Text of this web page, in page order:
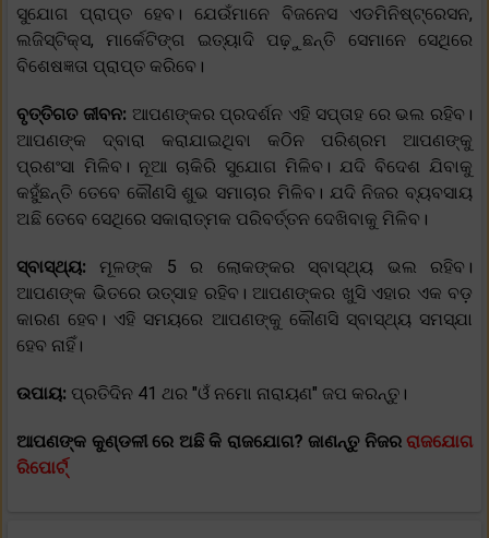
ସୁଯୋଗ ପ୍ରାପ୍ତ ହେବ। ଯେଉଁମାନେ ବିଜନେସ ଏଡମିନିଷ୍ଟ୍ରେସନ,
ଲଜିସ୍ଟିକ୍ସ, ମାର୍କେଟିଙ୍ଗ ଇତ୍ୟାଦି ପଢ଼ୁଛନ୍ତି ସେମାନେ ସେଥିରେ
ବିଶେଷଜ୍ଞତା ପ୍ରାପ୍ତ କରିବେ।
ବୃତ୍ତିଗତ ଜୀବନ: ଆପଣଙ୍କର ପ୍ରଦର୍ଶନ ଏହି ସପ୍ତାହ ରେ ଭଲ ରହିବ।
ଆପଣଙ୍କ ଦ୍ବାରା କରାଯାଇଥିବା କଠିନ ପରିଶ୍ରମ ଆପଣଙ୍କୁ
ପ୍ରଶଂସା ମିଳିବ। ନୂଆ ଚାକିରି ସୁଯୋଗ ମିଳିବ। ଯଦି ବିଦେଶ ଯିବାକୁ
କହୁଁଛନ୍ତି ତେବେ କୌଣସି ଶୁଭ ସମାଚାର ମିଳିବ। ଯଦି ନିଜର ବ୍ୟବସାୟ
ଅଛି ତେବେ ସେଥିରେ ସକାରାତ୍ମକ ପରିବର୍ତ୍ତନ ଦେଖିବାକୁ ମିଳିବ।
ସ୍ବାସ୍ଥ୍ୟ:ମୂଳଙ୍କ 5 ର ଲୋକଙ୍କର ସ୍ବାସ୍ଥ୍ୟ ଭଲ ରହିବ।
ଆପଣଙ୍କ ଭିତରେ ଉତ୍ସାହ ରହିବ। ଆପଣଙ୍କର ଖୁସି ଏହାର ଏକ ବଡ଼
କାରଣ ହେବ। ଏହି ସମୟରେ ଆପଣଙ୍କୁ କୌଣସି ସ୍ବାସ୍ଥ୍ୟ ସମସ୍ଯା
ହେବ ନାହିଁ।
ଉପାୟ: ପ୍ରତିଦିନ 41 ଥର "ଓଁ ନମୋ ନାରାୟଣ" ଜପ କରନ୍ତୁ।
ଆପଣଙ୍କ କୁଣ୍ଡଳୀ ରେ ଅଛି କି ରାଜଯୋଗ? ଜାଣନ୍ତୁ ନିଜର ରାଜଯୋଗ
ରିପୋର୍ଟ୍